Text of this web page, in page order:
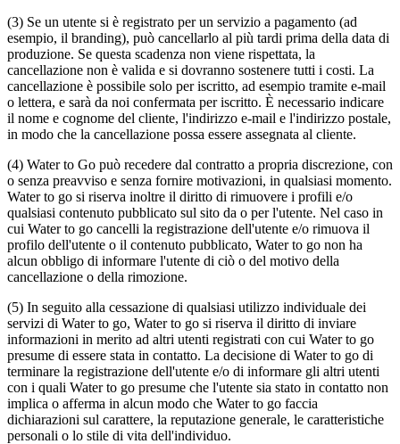
(3) Se un utente si è registrato per un servizio a pagamento (ad
esempio, il branding), può cancellarlo al più tardi prima della data di
produzione. Se questa scadenza non viene rispettata, la
cancellazione non è valida e si dovranno sostenere tutti i costi. La
cancellazione è possibile solo per iscritto, ad esempio tramite e-mail
o lettera, e sarà da noi confermata per iscritto. È necessario indicare
il nome e cognome del cliente, l'indirizzo e-mail e l'indirizzo postale,
in modo che la cancellazione possa essere assegnata al cliente.
(4) Water to Go può recedere dal contratto a propria discrezione, con
o senza preavviso e senza fornire motivazioni, in qualsiasi momento.
Water to go si riserva inoltre il diritto di rimuovere i profili e/o
qualsiasi contenuto pubblicato sul sito da o per l'utente. Nel caso in
cui Water to go cancelli la registrazione dell'utente e/o rimuova il
profilo dell'utente o il contenuto pubblicato, Water to go non ha
alcun obbligo di informare l'utente di ciò o del motivo della
cancellazione o della rimozione.
(5) In seguito alla cessazione di qualsiasi utilizzo individuale dei
servizi di Water to go, Water to go si riserva il diritto di inviare
informazioni in merito ad altri utenti registrati con cui Water to go
presume di essere stata in contatto. La decisione di Water to go di
terminare la registrazione dell'utente e/o di informare gli altri utenti
con i quali Water to go presume che l'utente sia stato in contatto non
implica o afferma in alcun modo che Water to go faccia
dichiarazioni sul carattere, la reputazione generale, le caratteristiche
personali o lo stile di vita dell'individuo.